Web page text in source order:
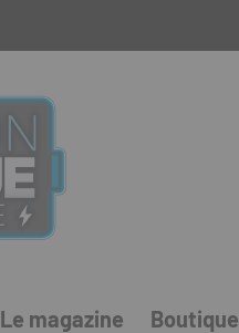
Le magazine Boutique